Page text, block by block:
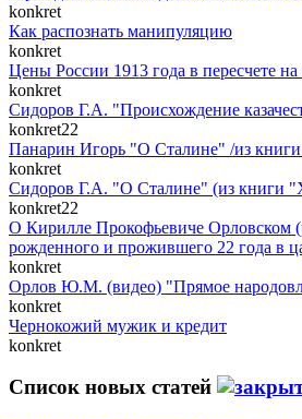
konkret
Как распознать манипуляцию
konkret
Цены России 1913 года в пересчете
konkret
Сидоров Г.А. "Происхождение
konkret22
Панарин Игорь "О Сталине" /из
konkret
Сидоров Г.А. "О Сталине" (из книги
konkret22
О Кирилле Прокофьевиче Орловском
рожденного и прожившего 22 года в
konkret
Орлов Ю.М. (видео) "Прямое
konkret
Чернокожий мужик и кредит
konkret
Список новых статей